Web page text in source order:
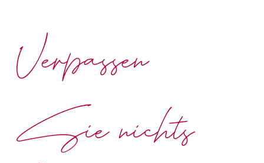
Verpassen
Sie nichts